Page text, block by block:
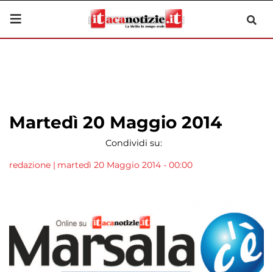
Martedì 20 Maggio 2014
Condividi su:
redazione | martedì 20 Maggio 2014 - 00:00